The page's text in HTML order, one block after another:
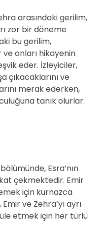
arasındaki gerilim,
zor bir döneme
bu gerilim,
ve onları hikayenin
eder. İzleyiciler,
çıkacaklarını ve
merak ederken,
tanık olurlar.
Esra’nın
çekmektedir. Emir
için kurnazca
ve Zehra’yı ayrı
etmek için her türlü